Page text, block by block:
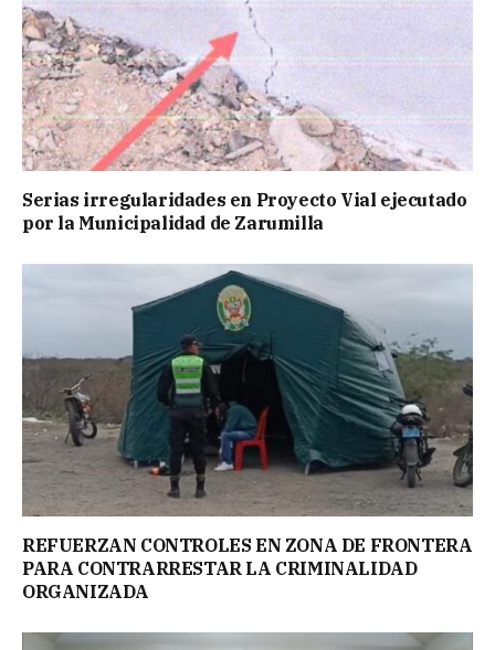
Serias irregularidades en Proyecto Vial ejecutado
por la Municipalidad de Zarumilla
REFUERZAN CONTROLES EN ZONA DE FRONTERA
PARA CONTRARRESTAR LA CRIMINALIDAD
ORGANIZADA